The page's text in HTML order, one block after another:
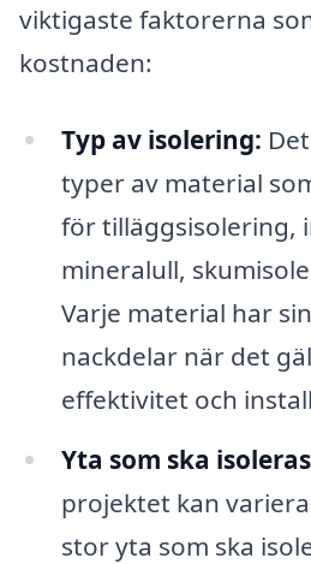
viktigaste faktorerna
kostnaden:
Typ av isolering:
typer av material
för tilläggsisolering,
mineralull,
Varje material har
nackdelar när det
effektivitet och
Yta som ska
projektet kan
stor yta som ska